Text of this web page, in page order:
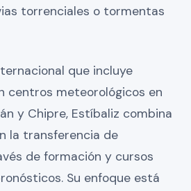
torrenciales o tormentas
que incluye
centros meteorológicos en
y Chipre, Estíbaliz combina
la transferencia de
de formación y cursos
Su enfoque está